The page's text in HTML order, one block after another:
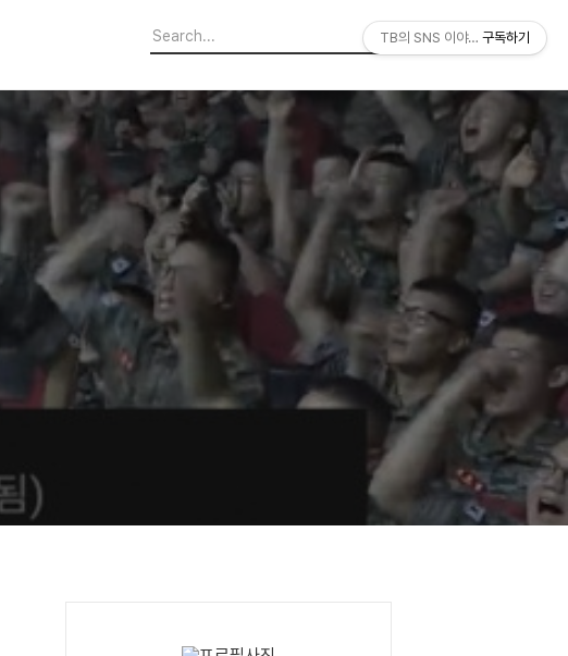
TB의 SNS 이야기 구독하기